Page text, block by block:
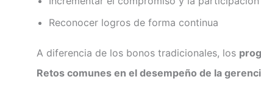
Reconocer logros de forma continua
A diferencia de los bonos tradicionales, los
Retos comunes en el desempeño de la